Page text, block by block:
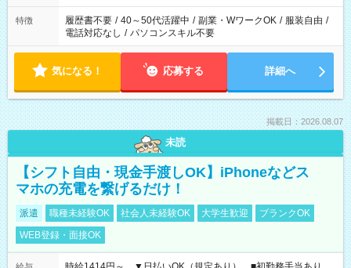
特徴 履歴書不要 / 40～50代活躍中 / 副業・WワークOK / 服装自由 /
電話対応なし / パソコンスキル不要
気になる！ 応募する 詳細へ
掲載日：2026.08.07
未読
【シフト自由・現金手渡しOK】iPhoneなどス
マホの充電を繋げるだけ！
派遣 職種未経験OK 社会人未経験OK 大学生歓迎
ブランクOK
WEB登録・面接OK